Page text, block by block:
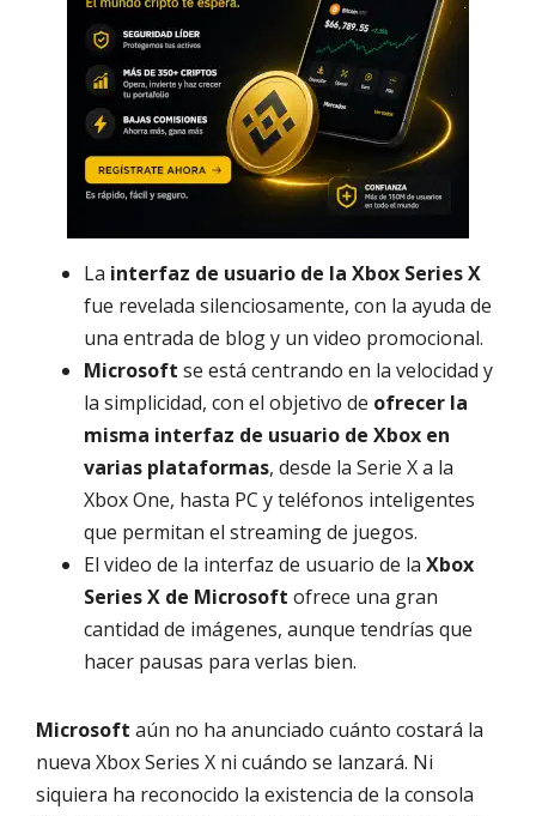
La interfaz de usuario de la Xbox Series X
fue revelada silenciosamente, con la ayuda de
una entrada de blog y un video promocional.
Microsoft se está centrando en la velocidad y
la simplicidad, con el objetivo de ofrecer la
misma interfaz de usuario de Xbox en
varias plataformas, desde la Serie X a la
Xbox One, hasta PC y teléfonos inteligentes
que permitan el streaming de juegos.
El video de la interfaz de usuario de la Xbox
Series X de Microsoft ofrece una gran
cantidad de imágenes, aunque tendrías que
hacer pausas para verlas bien.
Microsoft aún no ha anunciado cuánto costará la
nueva Xbox Series X ni cuándo se lanzará. Ni
siquiera ha reconocido la existencia de la consola